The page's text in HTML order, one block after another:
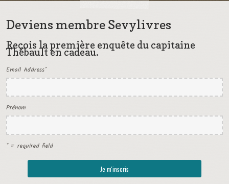
Deviens membre Sevylivres
Reçois la première enquête du capitaine
Thébault en cadeau.
Email Address*
Prénom
* = required field